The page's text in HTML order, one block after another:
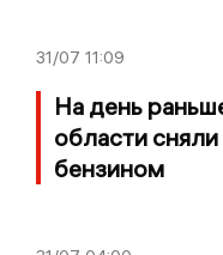
31/07 11:09
На день
области сняли
бензином